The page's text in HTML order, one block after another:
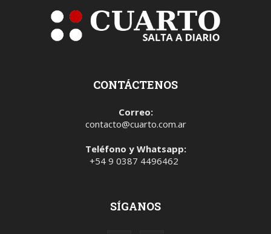
CONTÁCTENOS
Correo:
contacto@cuarto.com.ar
Teléfono y Whatsapp:
+54 9 0387 4496462
SÍGANOS